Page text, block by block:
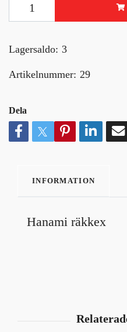
Lagersaldo: 3
Artikelnummer: 29
Dela
INFORMATION
Hanami räkkex